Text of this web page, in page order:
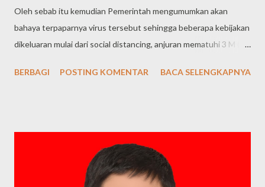
Oleh sebab itu kemudian Pemerintah mengumumkan akan
bahaya terpaparnya virus tersebut sehingga beberapa kebijakan
dikeluaran mulai dari social distancing, anjuran mematuhi 3 M (
protokoler kesehatan diberbagai aktivitas di masyarakat. Adanya
dilakukan dengan secara langsung kini terpaksa dilaksanakan
dalam jaringan. Selama kurang lebih 7 bulan bertahan dengan
ganasnya covid 19 ini, juga telah memunculkan banyaknya
BERBAGI POSTING KOMENTAR BACA SELENGKAPNYA